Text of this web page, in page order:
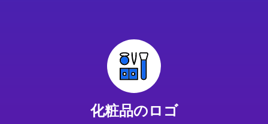
化粧品のロゴ